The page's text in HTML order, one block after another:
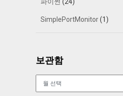
SimplePortMonitor(1)
보관함